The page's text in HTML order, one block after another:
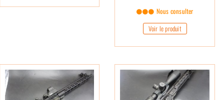
Nous consulter
Voir le produit